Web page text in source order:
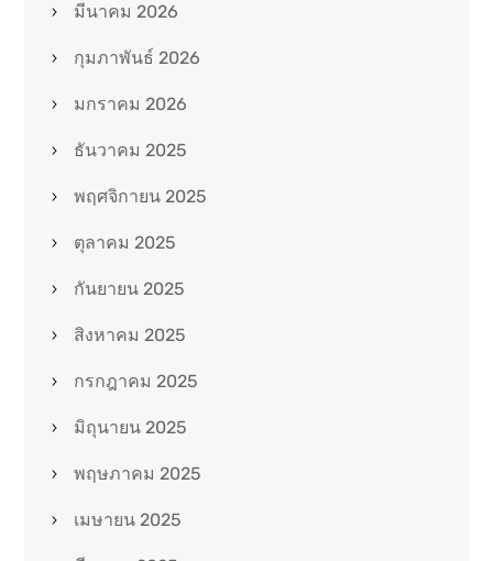
มีนาคม 2026
กุมภาพันธ์ 2026
มกราคม 2026
ธันวาคม 2025
พฤศจิกายน 2025
ตุลาคม 2025
กันยายน 2025
สิงหาคม 2025
กรกฎาคม 2025
มิถุนายน 2025
พฤษภาคม 2025
เมษายน 2025